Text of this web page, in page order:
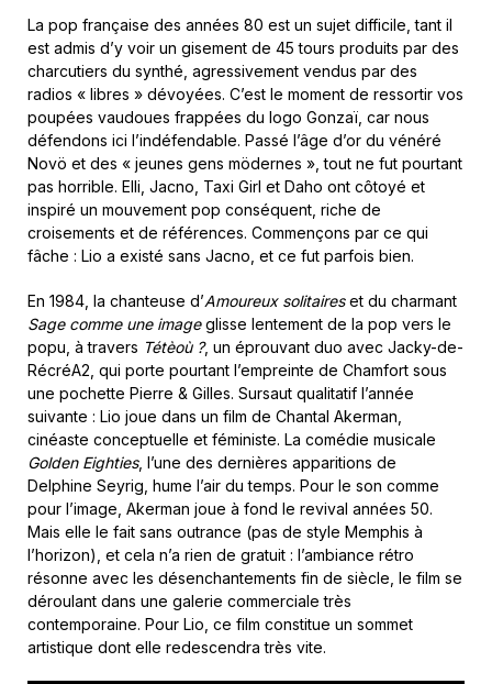
La pop française des années 80 est un sujet difficile, tant il
est admis d’y voir un gisement de 45 tours produits par des
charcutiers du synthé, agressivement vendus par des
radios « libres » dévoyées. C’est le moment de ressortir vos
poupées vaudoues frappées du logo Gonzaï, car nous
défendons ici l’indéfendable. Passé l’âge d’or du vénéré
Novö et des « jeunes gens mödernes », tout ne fut pourtant
pas horrible. Elli, Jacno, Taxi Girl et Daho ont côtoyé et
inspiré un mouvement pop conséquent, riche de
croisements et de références. Commençons par ce qui
fâche : Lio a existé sans Jacno, et ce fut parfois bien.
En 1984, la chanteuse d’Amoureux solitaireset du charmant
Sage comme une imageglisse lentement de la pop vers le
popu, à travers Tétèoù ?, un éprouvant duo avec Jacky-de-
RécréA2, qui porte pourtant l’empreinte de Chamfort sous
une pochette Pierre & Gilles. Sursaut qualitatif l’année
suivante : Lio joue dans un film de Chantal Akerman,
cinéaste conceptuelle et féministe. La comédie musicale
Golden Eighties, l’une des dernières apparitions de
Delphine Seyrig, hume l’air du temps. Pour le son comme
pour l’image, Akerman joue à fond le revival années 50.
Mais elle le fait sans outrance (pas de style Memphis à
l’horizon), et cela n’a rien de gratuit : l’ambiance rétro
résonne avec les désenchantements fin de siècle, le film se
déroulant dans une galerie commerciale très
contemporaine. Pour Lio, ce film constitue un sommet
artistique dont elle redescendra très vite.